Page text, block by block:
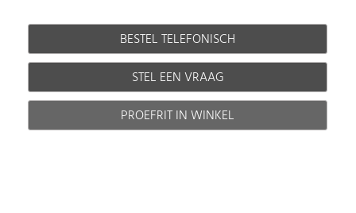
BESTEL TELEFONISCH
STEL EEN VRAAG
PROEFRIT IN WINKEL